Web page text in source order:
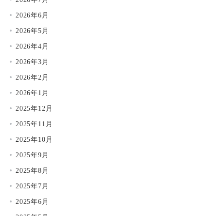
2026年6月
2026年5月
2026年4月
2026年3月
2026年2月
2026年1月
2025年12月
2025年11月
2025年10月
2025年9月
2025年8月
2025年7月
2025年6月